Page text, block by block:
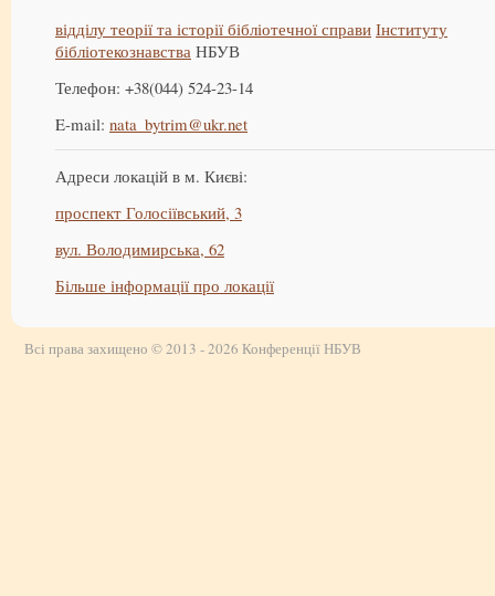
відділу теорії та історії бібліотечної справи Інституту
бібліотекознавства НБУВ
Телефон: +38(044) 524-23-14
E-mail: nata_bytrim@ukr.net
Адреси локацій в м. Києві:
проспект Голосіївський, 3
вул. Володимирська, 62
Більше інформації про локації
Всі права захищено © 2013 - 2026 Конференції НБУВ